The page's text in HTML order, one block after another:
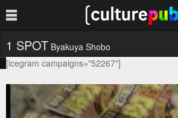
1 SPOT Byakuya Shobo
[icegram campaigns="52267"]